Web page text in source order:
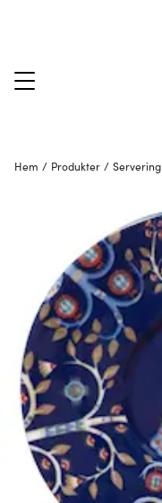
Hem / Produkter / Servering